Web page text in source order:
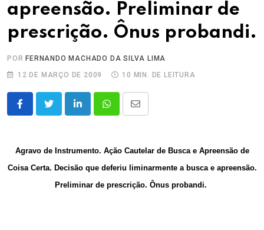
apreensão. Preliminar de
prescrição. Ônus probandi.
POR FERNANDO MACHADO DA SILVA LIMA
12 DE MARÇO DE 2009
10 MIN. DE LEITURA
LinkedInWhatsappShare
Agravo de Instrumento. Ação Cautelar de Busca e Apreensão de
Coisa Certa. Decisão que deferiu liminarmente a busca e apreensão.
Preliminar de prescrição. Ônus probandi.